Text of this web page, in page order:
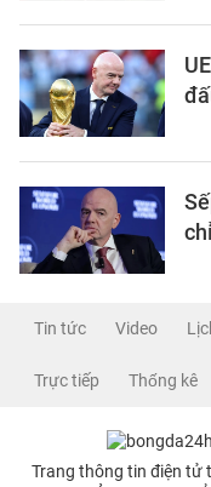
Tin tức Video
Trực tiếp Thống kê
Trang thông tin điện tử